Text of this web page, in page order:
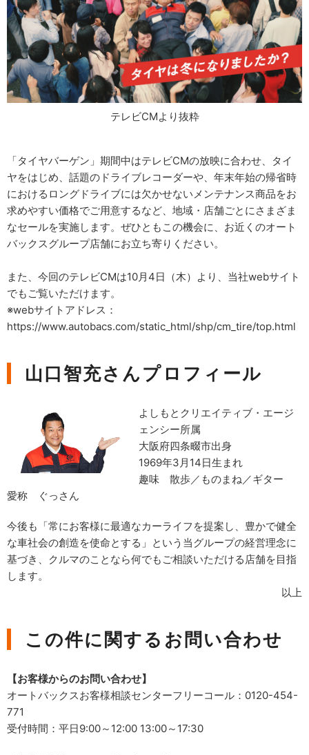
テレビCMより抜粋
「タイヤバーゲン」期間中はテレビCMの放映に合わせ、タイ
ヤをはじめ、話題のドライブレコーダーや、年末年始の帰省時
におけるロングドライブには欠かせないメンテナンス商品をお
求めやすい価格でご用意するなど、地域・店舗ごとにさまざま
なセールを実施します。ぜひともこの機会に、お近くのオート
バックスグループ店舗にお立ち寄りください。
また、今回のテレビCMは10月4日（木）より、当社webサイト
でもご覧いただけます。
※webサイトアドレス：
https://www.autobacs.com/static_html/shp/cm_tire/top.html
山口智充さんプロフィール
よしもとクリエイティブ・エージ
ェンシー所属
大阪府四条畷市出身
1969年3月14日生まれ
趣味 散歩／ものまね／ギター
愛称 ぐっさん
今後も「常にお客様に最適なカーライフを提案し、豊かで健全
な車社会の創造を使命とする」という当グループの経営理念に
基づき、クルマのことなら何でもご相談いただける店舗を目指
します。
以上
この件に関するお問い合わせ
【お客様からのお問い合わせ】
オートバックスお客様相談センターフリーコール：0120-454-
771
受付時間：平日9:00～12:00 13:00～17:30